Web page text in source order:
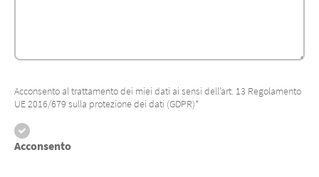
Acconsento al trattamento dei miei dati ai sensi dell’art. 13 Regolamento
UE 2016/679 sulla protezione dei dati (GDPR)*
Acconsento